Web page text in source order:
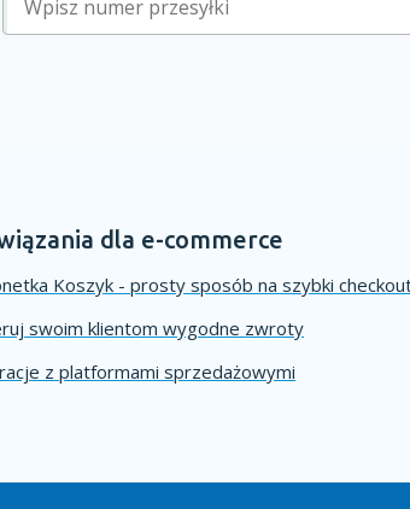
dla e-commerce
Koszyk - prosty sposób na szybki
swoim klientom wygodne zwroty
z platformami sprzedażowymi